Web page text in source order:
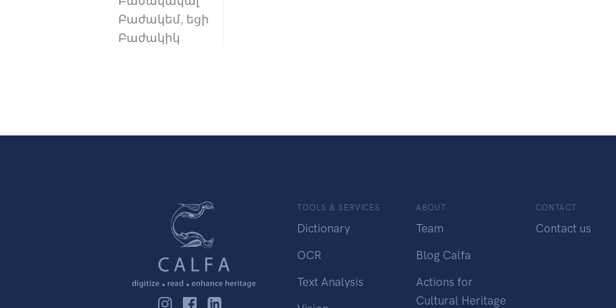
Բաժակեմ, եցի
Բաժակիկ
TOOLS & SERVICES
Dictionary
OCR
Text Analysis
ABOUT
Team
Blog Calfa
Actions for
Cultural Heritage
CONTACT
Contact us